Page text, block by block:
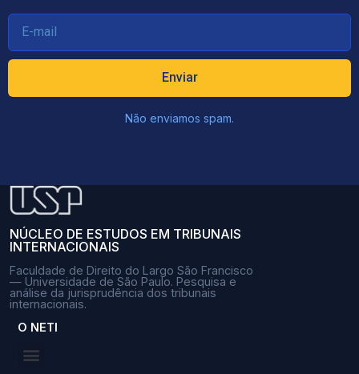
Enviar
Não enviamos spam.
NÚCLEO DE ESTUDOS EM TRIBUNAIS
INTERNACIONAIS
Faculdade de Direito do Largo São Francisco
— Universidade de São Paulo. Pesquisa e
análise da jurisprudência dos tribunais
internacionais.
O NETI